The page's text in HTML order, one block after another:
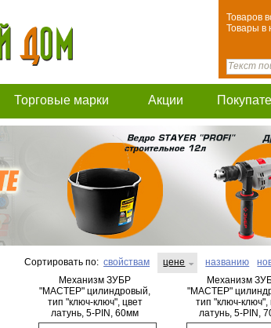
Товаров
Товары в
Торговые марки Акции
Сортировать по: свойствам цене названию
Механизм ЗУБР
"МАСТЕР" цилиндровый,
тип "ключ-ключ", цвет
латунь, 5-PIN, 60мм
Механизм
"МАСТЕР"
тип "ключ-ключ",
латунь, 5-PIN,